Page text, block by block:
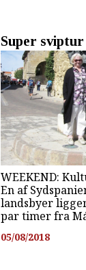
Super sviptur
WEEKEND:
En af
landsbyer
par timer fra
05/08/2018